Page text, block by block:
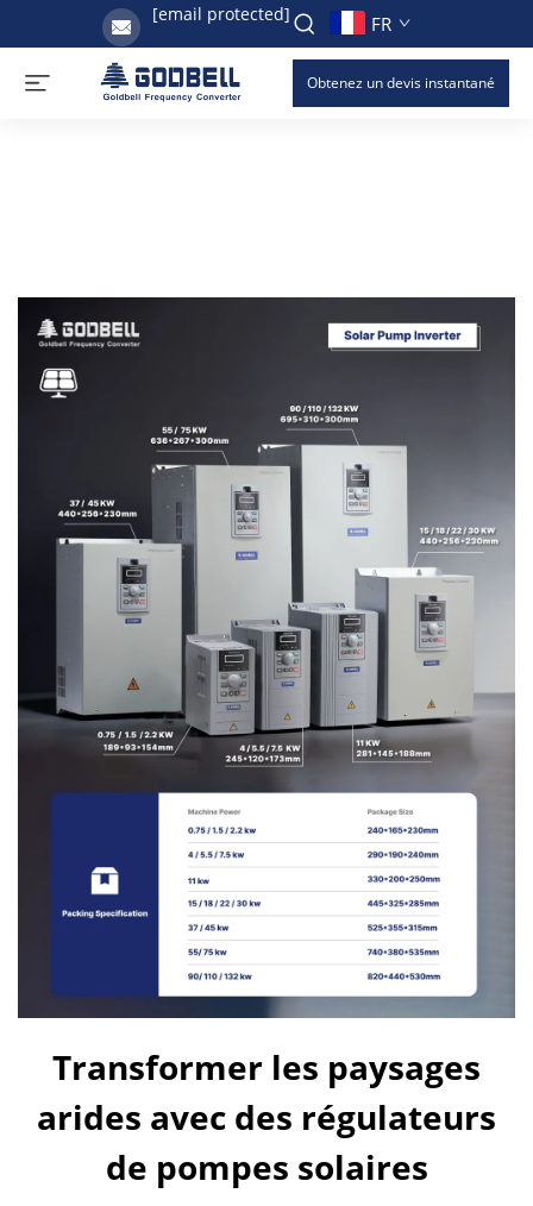
[email protected] FR
Obtenez un devis instantané
Transformer les paysages
arides avec des régulateurs
de pompes solaires